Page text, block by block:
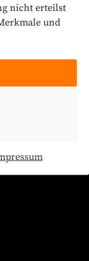
nicht erteilst
und